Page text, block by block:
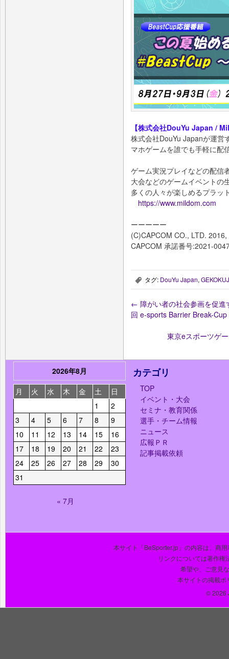
【株式会社DouYu Japan /
株式会社DouYu Japanが運営
マホゲームを誰でも手軽に配
ゲーム実況プレイなどの配信
大会などのゲームイベントの
多くの人々が楽しめるプラッ
https://www.mildom.com
ーーーーー
(C)CAPCOM CO., LTD.
CAPCOM 承諾番号:2021-
, タグ: DouYu Japan,
← 障がい者の社会参画を促
回 e-sports Barrier Break-Cup
東京eスポーツゲ
2026年8月
月
火 水 木 金 土
日
1
2
3
4 5 6 7 8
9
10
11 12 13 14 15
16
17
18 19 20 21 22
23
24
25 26 27 28 29
30
31
« 7月
カテゴリ
TOP
イベント・大会
セミナ・教育関係
選手・チーム情報
ニュース
広報ＰＲ
記事掲載依頼
本サイト「BeSporter.jp」の内容は、商
リンクについては著作権
希望や、ご意見
本サイトの掲載ポ
© 2026